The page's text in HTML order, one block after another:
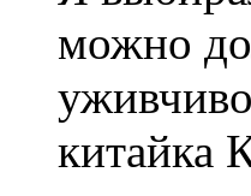
можно
китайка